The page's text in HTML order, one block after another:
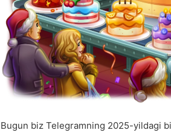
Bugun biz Telegramning 2025-yildagi